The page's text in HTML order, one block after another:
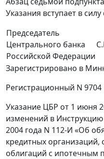
Указания вступает в
Председатель
Центрального банка
Российской Федерации
Зарегистрировано в
Регистрационный N 9704
Указание ЦБР от 1 июня
изменений в
2004 года N 112-И «Об
кредитных
облигаций с ипотечным